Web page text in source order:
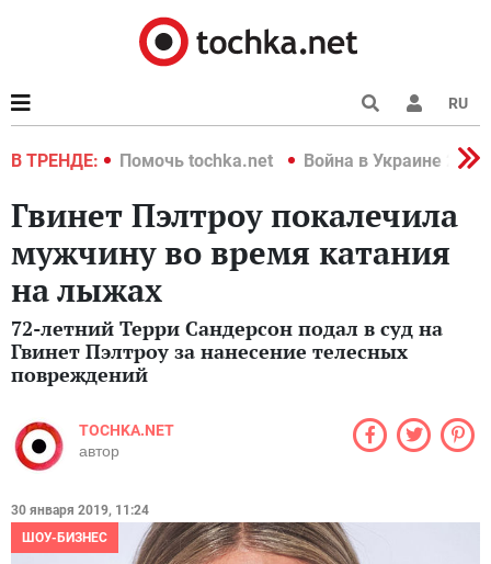
RU
В ТРЕНДЕ:
2022 Помочь tochka.net Война в Украине 2022
Гвинет Пэлтроу покалечила
мужчину во время катания
на лыжах
72-летний Терри Сандерсон подал в суд на
Гвинет Пэлтроу за нанесение телесных
повреждений
TOCHKA.NET
автор
30 января 2019, 11:24
ШОУ-БИЗНЕС